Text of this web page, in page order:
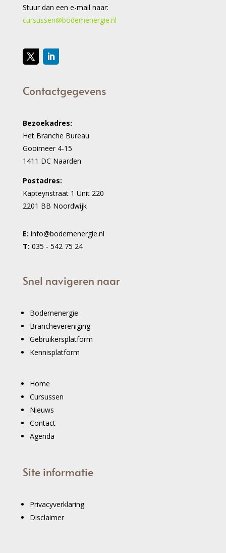
Stuur dan een e-mail naar:
cursussen@bodemenergie.nl
Contactgegevens
Bezoekadres:
Het Branche Bureau
Gooimeer 4-15
1411 DC Naarden
Postadres:
Kapteynstraat 1 Unit 220
2201 BB Noordwijk
E: info@bodemenergie.nl
T: 035 - 542 75 24
Snel navigeren naar
Bodemenergie
Branchevereniging
Gebruikersplatform
Kennisplatform
Home
Cursussen
Nieuws
Contact
Agenda
Site informatie
Privacyverklaring
Disclaimer